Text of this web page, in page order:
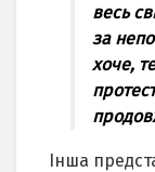
вecь
за
хoчe,
Iнша